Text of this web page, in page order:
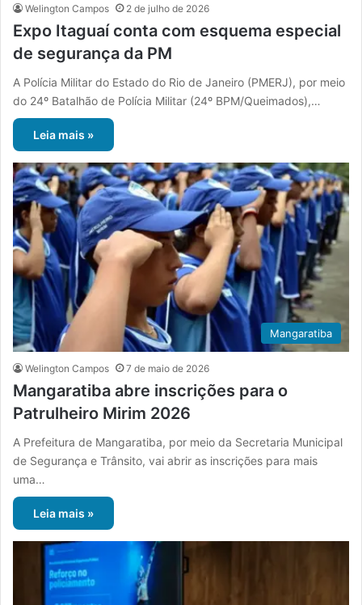
Welington Campos 2 de julho de 2026
Expo Itaguaí conta com esquema especial
de segurança da PM
A Polícia Militar do Estado do Rio de Janeiro (PMERJ), por meio
do 24º Batalhão de Polícia Militar (24º BPM/Queimados),…
Leia mais »
Mangaratiba
Welington Campos 7 de maio de 2026
Mangaratiba abre inscrições para o
Patrulheiro Mirim 2026
A Prefeitura de Mangaratiba, por meio da Secretaria Municipal
de Segurança e Trânsito, vai abrir as inscrições para mais
uma…
Leia mais »